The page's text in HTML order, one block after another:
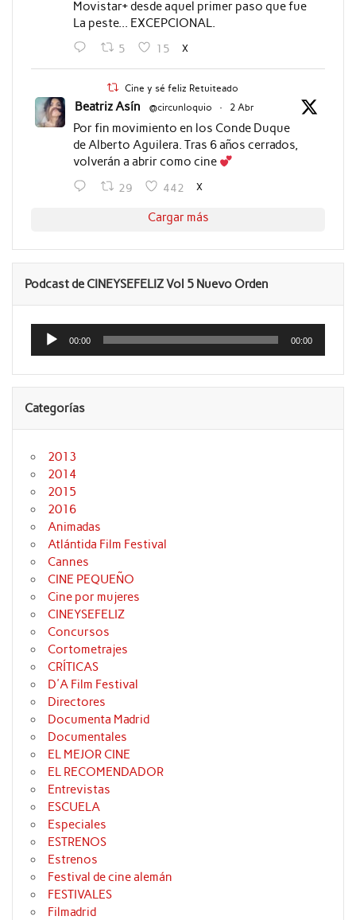
Movistar+ desde aquel primer paso que fue
La peste... EXCEPCIONAL.
5 15 X
Cine y sé feliz Retuiteado
Beatriz Asín @circunloquio · 2 Abr
Por fin movimiento en los Conde Duque
de Alberto Aguilera. Tras 6 años cerrados,
volverán a abrir como cine
29 442 X
Cargar más
Podcast de CINEYSEFELIZ Vol 5 Nuevo Orden
Reproductor
audio
00:00 00:00
Categorías
2013
2014
2015
2016
Animadas
Atlántida Film Festival
Cannes
CINE PEQUEÑO
Cine por mujeres
CINEYSEFELIZ
Concursos
Cortometrajes
CRÍTICAS
D'A Film Festival
Directores
Documenta Madrid
Documentales
EL MEJOR CINE
EL RECOMENDADOR
Entrevistas
ESCUELA
Especiales
ESTRENOS
Estrenos
Festival de cine alemán
FESTIVALES
Filmadrid